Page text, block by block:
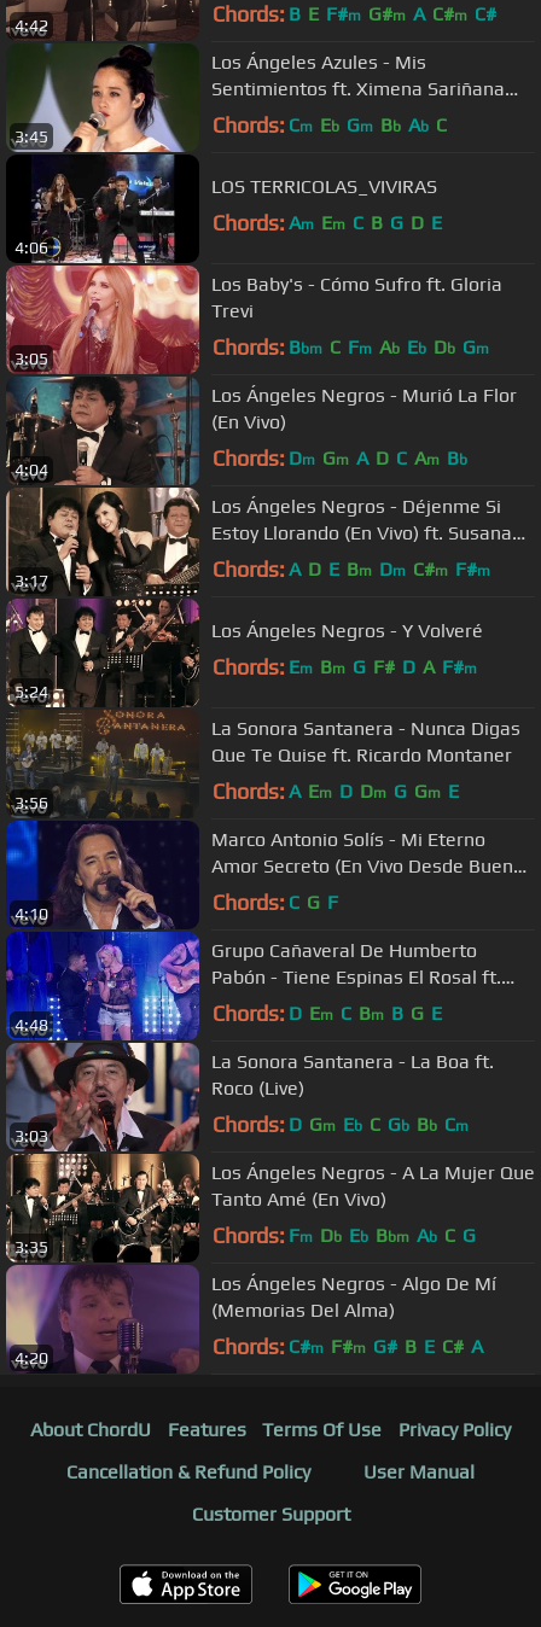
4:42 Chords: B E F#m G#m A C#m C#
3:45
Los Ángeles Azules - Mis
Sentimientos ft. Ximena Sariñana
(Live)
Chords: Cm Eb Gm Bb Ab C
4:06
LOS TERRICOLAS_VIVIRAS
Chords: Am Em C B G D E
3:05
Los Baby's - Cómo Sufro ft. Gloria
Trevi
Chords: Bbm C Fm Ab Eb Db Gm
4:04
Los Ángeles Negros - Murió La Flor
(En Vivo)
Chords: Dm Gm A D C Am Bb
3:17
Los Ángeles Negros - Déjenme Si
Estoy Llorando (En Vivo) ft. Susana
Zabaleta
Chords: A D E Bm Dm C#m F#m
5:24
Los Ángeles Negros - Y Volveré
Chords: Em Bm G F# D A F#m
3:56
La Sonora Santanera - Nunca Digas
Que Te Quise ft. Ricardo Montaner
Chords: A Em D Dm G Gm E
4:10
Marco Antonio Solís - Mi Eterno
Amor Secreto (En Vivo Desde Buenos
Aires)
Chords: C G F
4:48
Grupo Cañaveral De Humberto
Pabón - Tiene Espinas El Rosal ft.
Jenny and the Mexicats (Live)
Chords: D Em C Bm B G E
3:03
La Sonora Santanera - La Boa ft.
Roco (Live)
Chords: D Gm Eb C Gb Bb Cm
3:35
Los Ángeles Negros - A La Mujer Que
Tanto Amé (En Vivo)
Chords: Fm Db Eb Bbm Ab C G
4:20
Los Ángeles Negros - Algo De Mí
(Memorias Del Alma)
Chords: C#m F#m G# B E C# A
About ChordU Features Terms Of Use
Privacy Policy
Cancellation & Refund Policy
User Manual
Customer Support